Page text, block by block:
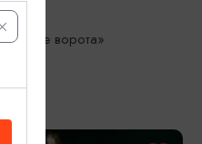
ворота»